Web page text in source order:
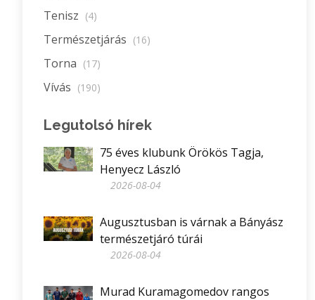
Tenisz (4)
Természetjárás (16)
Torna (17)
Vívás (190)
Legutolsó hírek
75 éves klubunk Örökös Tagja,
Henyecz László
2026-08-04
Augusztusban is várnak a Bányász
természetjáró túrái
2026-08-04
Murad Kuramagomedov rangos